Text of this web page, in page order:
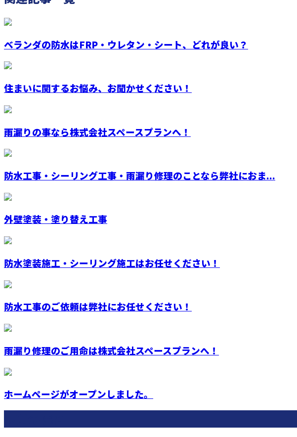
ベランダの防水はFRP・ウレタン・シート、どれが良い？
住まいに関するお悩み、お聞かせください！
雨漏りの事なら株式会社スペースプランへ！
防水工事・シーリング工事・雨漏り修理のことなら弊社におま...
外壁塗装・塗り替え工事
防水塗装施工・シーリング施工はお任せください！
防水工事のご依頼は弊社にお任せください！
雨漏り修理のご用命は株式会社スペースプランへ！
ホームページがオープンしました。